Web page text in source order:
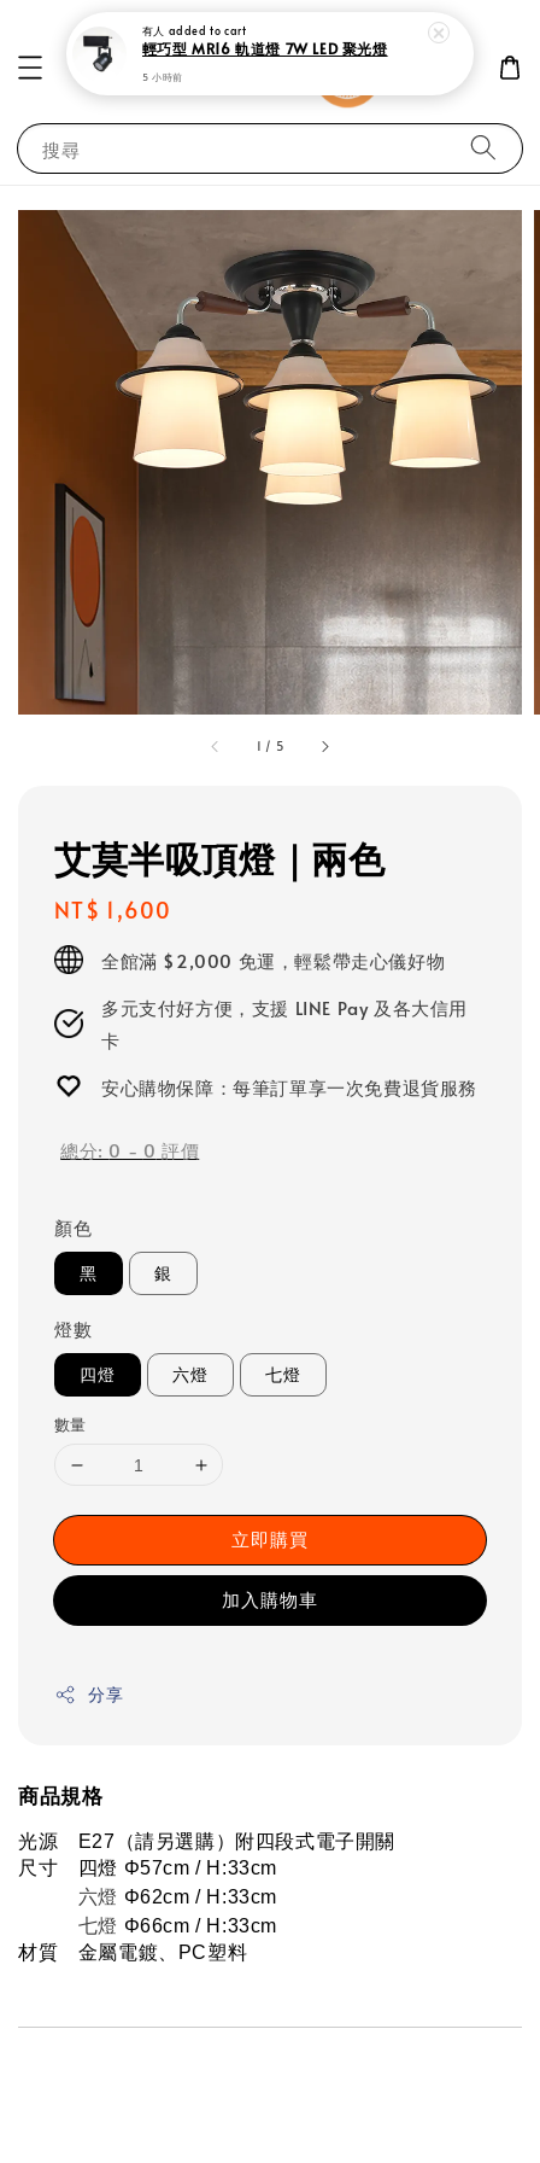
搜尋
1 / 5
艾莫半吸頂燈｜兩色
Regular
price
NT$ 1,600
全館滿 $2,000 免運，輕鬆帶走心儀好物
多元支付好方便，支援 LINE Pay 及各大信用
卡
安心購物保障：每筆訂單享一次免費退貨服務
總分: 0 - 0 評價
顏色
黑 銀
燈數
四燈 六燈 七燈
數量
立即購買
加入購物車
分享
商品規格
光源　E27（請另選購）附四段式電子開關
尺寸　四燈 Φ57cm / H:33cm
六燈 Φ62cm / H:33cm
七燈 Φ66cm / H:33cm
材質　金屬電鍍、PC塑料
有人 added to cart
輕巧型 MR16 軌道燈 7W LED 聚光燈
5 小時前